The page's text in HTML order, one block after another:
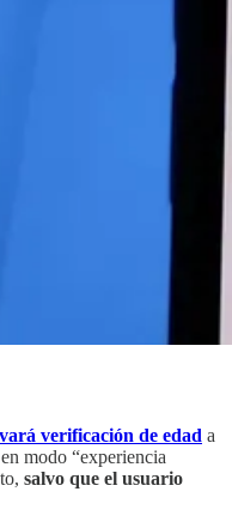
verificación de edad a
modo “experiencia
salvo que el usuario